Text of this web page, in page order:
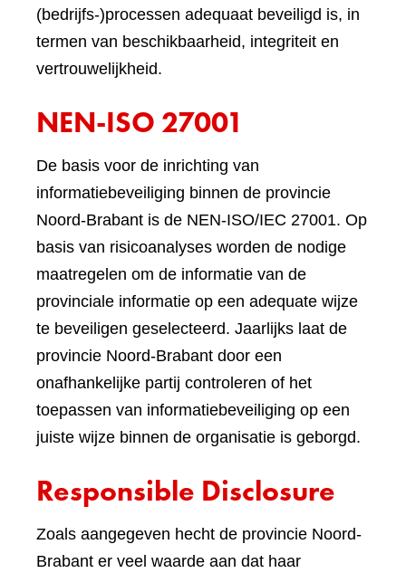
(bedrijfs-)processen adequaat beveiligd is, in
termen van beschikbaarheid, integriteit en
vertrouwelijkheid.
NEN-ISO 27001
De basis voor de inrichting van
informatiebeveiliging binnen de provincie
Noord-Brabant is de NEN-ISO/IEC 27001. Op
basis van risicoanalyses worden de nodige
maatregelen om de informatie van de
provinciale informatie op een adequate wijze
te beveiligen geselecteerd. Jaarlijks laat de
provincie Noord-Brabant door een
onafhankelijke partij controleren of het
toepassen van informatiebeveiliging op een
juiste wijze binnen de organisatie is geborgd.
Responsible Disclosure
Zoals aangegeven hecht de provincie Noord-
Brabant er veel waarde aan dat haar